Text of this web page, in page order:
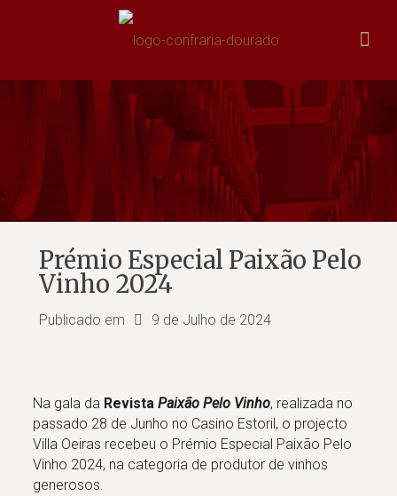
Prémio Especial Paixão Pelo
Vinho 2024
Publicado em 9 de Julho de 2024
Na gala da Revista Paixão Pelo Vinho, realizada no
passado 28 de Junho no Casino Estoril, o projecto
Villa Oeiras recebeu o Prémio Especial Paixão Pelo
Vinho 2024, na categoria de produtor de vinhos
generosos.